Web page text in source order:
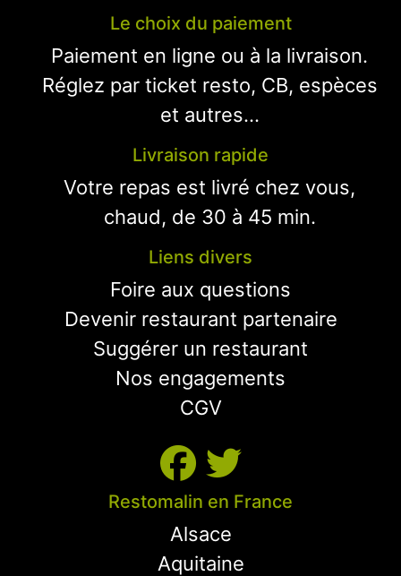
Le choix du paiement
Paiement en ligne ou à la livraison.
Réglez par ticket resto, CB, espèces
et autres...
Livraison rapide
Votre repas est livré chez vous,
chaud, de 30 à 45 min.
Liens divers
Foire aux questions
Devenir restaurant partenaire
Suggérer un restaurant
Nos engagements
CGV
Restomalin en France
Alsace
Aquitaine